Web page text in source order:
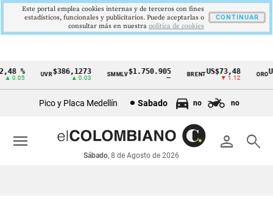
Cintillo
económicos
Colombia
%
0.05
UVR$386,1273
▲ 0.03
SMMLV$1.750.905 BRENTUS$73,48
▼ 1.12
ORO
Pico y Placa Medellín Sabado no no
person search
Sábado, 8 de Agosto de 2026
menu
Este portal emplea cookies internas y de terceros con fines
estadísticos, funcionales y publicitarios. Puede aceptarlas o
consultar más en nuestra politica de cookies
CONTINUAR